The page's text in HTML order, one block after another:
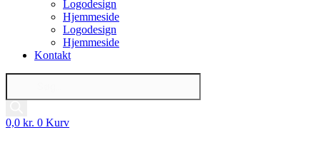
Logodesign
Hjemmeside
Logodesign
Hjemmeside
Kontakt
Products
0,0 kr. 0 Kurv